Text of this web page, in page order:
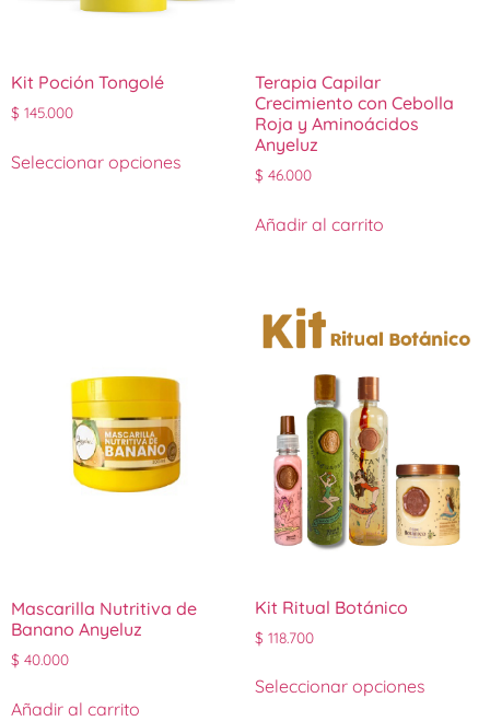
Kit Poción Tongolé
$ 145.000
Seleccionar opciones
Terapia Capilar
Crecimiento con Cebolla
Roja y Aminoácidos
Anyeluz
$ 46.000
Añadir al carrito
Mascarilla Nutritiva de
Banano Anyeluz
$ 40.000
Añadir al carrito
Kit Ritual Botánico
$ 118.700
Seleccionar opciones